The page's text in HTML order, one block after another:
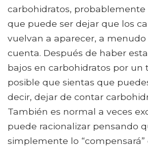
carbohidratos, probablemente
que puede ser dejar que los
vuelvan a aparecer, a menudo
cuenta. Después de haber
bajos en carbohidratos por un
posible que sientas que
decir, dejar de contar
También es normal a veces
puede racionalizar pensando
simplemente lo